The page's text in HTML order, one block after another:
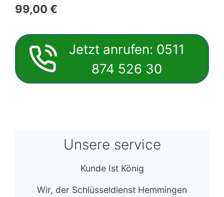
99,00 €
Jetzt anrufen: 0511
874 526 30
Unsere service
Kunde Ist König
Wir, der Schlüsseldienst Hemmingen